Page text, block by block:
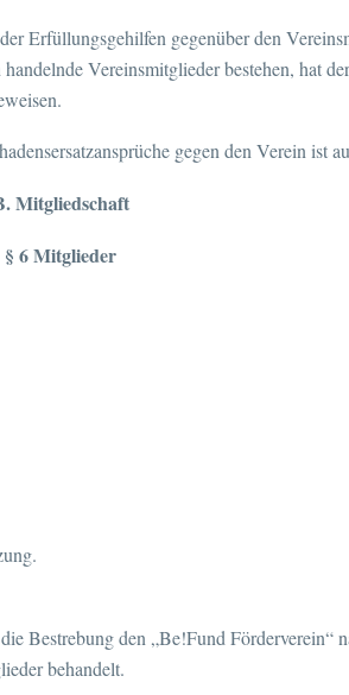
Erfüllungsgehilfen gegenüber den
Vereinsmitglieder bestehen, hat
gegen den Verein ist
Mitgliedschaft
§ 6 Mitglieder
Bestrebung den „Be!Fund Förderverein“
behandelt.